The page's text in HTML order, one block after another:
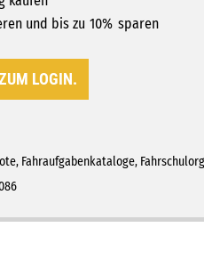
und bis zu 10% sparen
LOGIN.
, Fahraufgabenkataloge,